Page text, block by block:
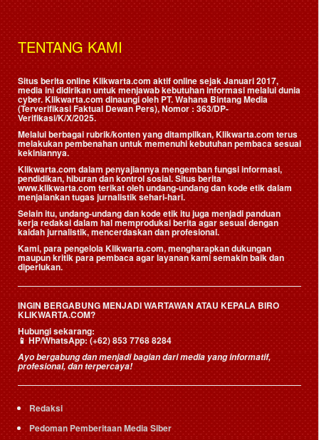
TENTANG KAMI
Situs berita online Klikwarta.com aktif online sejak Januari 2017,
media ini didirikan untuk menjawab kebutuhan informasi melalui dunia
cyber. Klikwarta.com dinaungi oleh PT. Wahana Bintang Media
(Terverifikasi Faktual Dewan Pers), Nomor : 363/DP-
Verifikasi/K/X/2025.
Melalui berbagai rubrik/konten yang ditampilkan, Klikwarta.com terus
melakukan pembenahan untuk memenuhi kebutuhan pembaca sesuai
kekiniannya.
Klikwarta.com dalam penyajiannya mengemban fungsi informasi,
pendidikan, hiburan dan kontrol sosial. Situs berita
www.klikwarta.com terikat oleh undang-undang dan kode etik dalam
menjalankan tugas jurnalistik sehari-hari.
Selain itu, undang-undang dan kode etik itu juga menjadi panduan
kerja redaksi dalam hal memproduksi berita agar sesuai dengan
kaidah jurnalistik, mencerdaskan dan profesional.
Kami, para pengelola Klikwarta.com, mengharapkan dukungan
maupun kritik para pembaca agar layanan kami semakin baik dan
diperlukan.
INGIN BERGABUNG MENJADI WARTAWAN ATAU KEPALA BIRO
KLIKWARTA.COM?
Hubungi sekarang:
📱HP/WhatsApp:(+62) 853 7768 8284
Ayo bergabung dan menjadi bagian dari media yang informatif,
profesional, dan terpercaya!
Redaksi
Pedoman Pemberitaan Media Siber